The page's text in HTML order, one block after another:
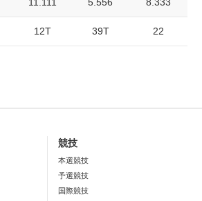
12T 39T 22
競技
本選競技
予選競技
国際競技